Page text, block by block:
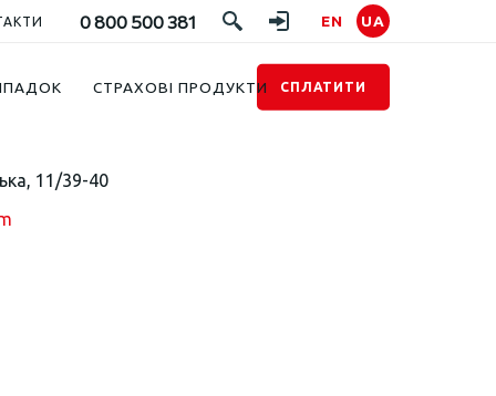
0 800 500 381 EN UA
СТРАХОВІ ПРОДУКТИ СПЛАТИТИ
11/39-40